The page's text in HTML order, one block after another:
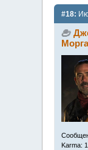
#18:
Karma: 1